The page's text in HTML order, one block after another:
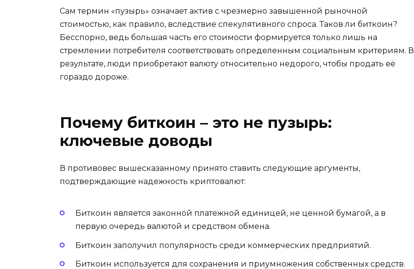
Сам термин «пузырь» означает актив с чрезмерно завышенной рыночной
стоимостью, как правило, вследствие спекулятивного спроса. Таков ли биткоин?
Бесспорно, ведь большая часть его стоимости формируется только лишь на
стремлении потребителя соответствовать определенным социальным критериям. В
результате, люди приобретают валюту относительно недорого, чтобы продать её
гораздо дороже.
Почему биткоин – это не пузырь:
ключевые доводы
В противовес вышесказанному принято ставить следующие аргументы,
подтверждающие надежность криптовалют:
Биткоин является законной платежной единицей, не ценной бумагой, а в
первую очередь валютой и средством обмена.
Биткоин заполучил популярность среди коммерческих предприятий.
Биткоин используется для сохранения и приумножения собственных средств.